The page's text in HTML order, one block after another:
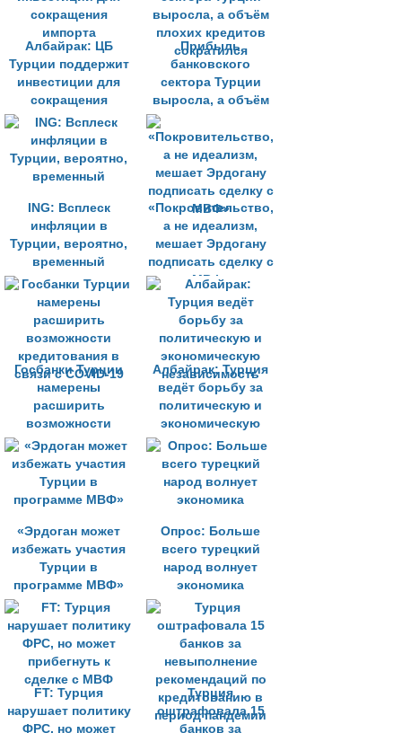
Албайрак: ЦБ
Турции поддержит
инвестиции для
сокращения
импорта
Прибыль
банковского
сектора Турции
выросла, а объём
плохих кредитов
сократился
ING: Всплеск
инфляции в
Турции, вероятно,
временный
«Покровительство,
а не идеализм,
мешает Эрдогану
подписать сделку с
МВФ»
Госбанки Турции
намерены
расширить
возможности
кредитования в
связи с COVID-19
Албайрак: Турция
ведёт борьбу за
политическую и
экономическую
независимость
«Эрдоган может
избежать участия
Турции в
программе МВФ»
Опрос: Больше
всего турецкий
народ волнует
экономика
FT: Турция
нарушает политику
ФРС, но может
Турция
оштрафовала 15
банков за